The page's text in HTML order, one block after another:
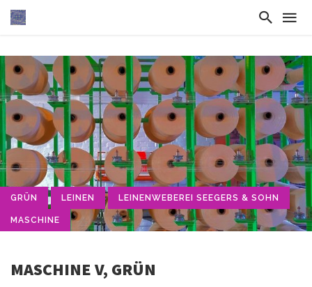
GRÜN LEINEN LEINENWEBEREI SEEGERS & SOHN
MASCHINE
MASCHINE V, GRÜN